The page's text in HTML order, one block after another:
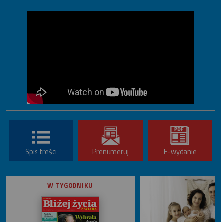
Spis treści Prenumeruj E-wydanie
W TYGODNIKU